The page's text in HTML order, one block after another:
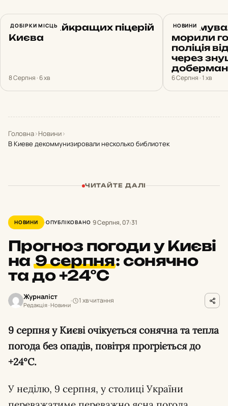
ДОБІРКИ МІСЦЬ
ТОП-15 найкращих піцерій
Києва
8 Серпня · 6 хв
НОВИНИ
морили
поліція
через
6 Серпня · 1 хв
Головна›Новини›
В Киеве декоммунизировали несколько библиотек
ЧИТАЙТЕ ДАЛІ
НОВИНИ ОПУБЛІКОВАНО 9 Серпня, 07:31
Прогноз погоди у Києві
на9 серпня: сонячно
та до +24°С
Журналіст
Редакція · Новини
1 хв читання
9 серпня у Києві очікується сонячна та тепла
погода без опадів, повітря прогріється до
+24°С.
У неділю, 9 серпня, у столиці України